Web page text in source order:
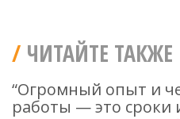
ЧИТАЙТЕ ТАКЖЕ
“Огромный опыт и
работы — это сроки